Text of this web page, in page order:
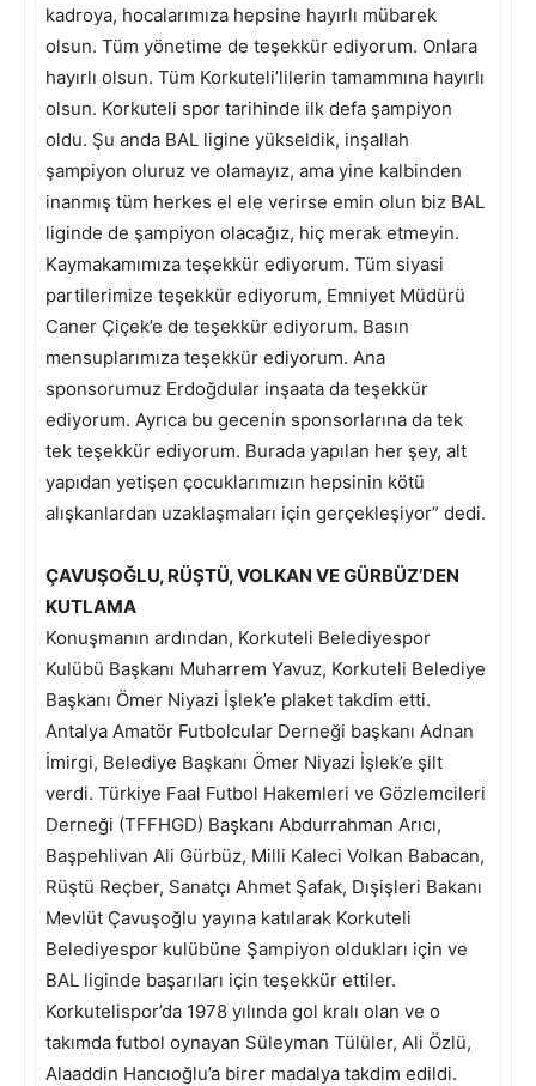
kadroya, hocalarımıza hepsine hayırlı mübarek
olsun. Tüm yönetime de teşekkür ediyorum. Onlara
hayırlı olsun. Tüm Korkuteli’lilerin tamammına hayırlı
olsun. Korkuteli spor tarihinde ilk defa şampiyon
oldu. Şu anda BAL ligine yükseldik, inşallah
şampiyon oluruz ve olamayız, ama yine kalbinden
inanmış tüm herkes el ele verirse emin olun biz BAL
liginde de şampiyon olacağız, hiç merak etmeyin.
Kaymakamımıza teşekkür ediyorum. Tüm siyasi
partilerimize teşekkür ediyorum, Emniyet Müdürü
Caner Çiçek’e de teşekkür ediyorum. Basın
mensuplarımıza teşekkür ediyorum. Ana
sponsorumuz Erdoğdular inşaata da teşekkür
ediyorum. Ayrıca bu gecenin sponsorlarına da tek
tek teşekkür ediyorum. Burada yapılan her şey, alt
yapıdan yetişen çocuklarımızın hepsinin kötü
alışkanlardan uzaklaşmaları için gerçekleşiyor” dedi.
ÇAVUŞOĞLU, RÜŞTÜ, VOLKAN VE GÜRBÜZ’DEN
KUTLAMA
Konuşmanın ardından, Korkuteli Belediyespor
Kulübü Başkanı Muharrem Yavuz, Korkuteli Belediye
Başkanı Ömer Niyazi İşlek’e plaket takdim etti.
Antalya Amatör Futbolcular Derneği başkanı Adnan
İmirgi, Belediye Başkanı Ömer Niyazi İşlek’e şilt
verdi. Türkiye Faal Futbol Hakemleri ve Gözlemcileri
Derneği (TFFHGD) Başkanı Abdurrahman Arıcı,
Başpehlivan Ali Gürbüz, Milli Kaleci Volkan Babacan,
Rüştü Reçber, Sanatçı Ahmet Şafak, Dışişleri Bakanı
Mevlüt Çavuşoğlu yayına katılarak Korkuteli
Belediyespor kulübüne Şampiyon oldukları için ve
BAL liginde başarıları için teşekkür ettiler.
Korkutelispor’da 1978 yılında gol kralı olan ve o
takımda futbol oynayan Süleyman Tülüler, Ali Özlü,
Alaaddin Hancıoğlu’a birer madalya takdim edildi.